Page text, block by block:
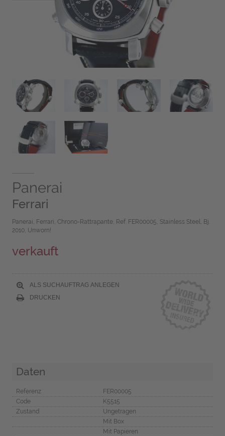
Panerai
Ferrari
Panerai, Ferrari, Chrono-Rattrapante, Ref. FER00005, Stainless Steel, Bj.
2010, Unworn!
verkauft
ALS SUCHAUFTRAG ANLEGEN
DRUCKEN
Daten
Referenz
FER00005
Code
K5515
Zustand
Ungetragen
Mit Box
Mit Papieren